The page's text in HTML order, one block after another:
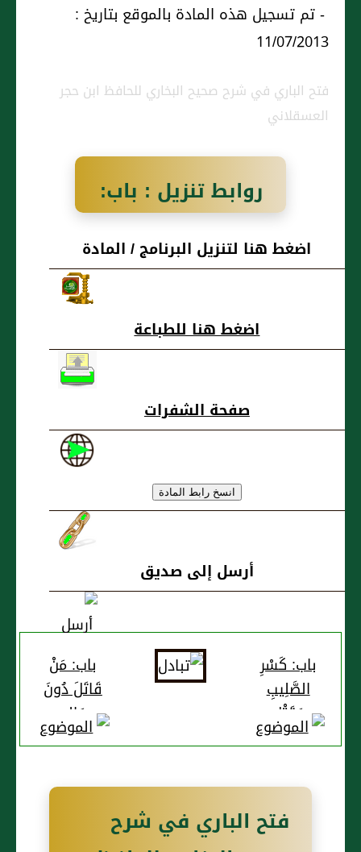
- تم تسجيل هذه المادة بالموقع بتاريخ :
11/07/2013
فتح الباري في شرح صحيح البخاري للحافظ ابن حجر
العسقلاني
روابط تنزيل : باب:
هَلْ تُكْسَرُ الدِّنَانُ
الَّتِي فِيهَا الْخَمْرُ
اضغط هنا لتنزيل البرنامج / المادة
اضغط هنا للطباعة
صفحة الشفرات
أرسل إلى صديق
باب: كَسْرِ
الصَّلِيبِ
وَقَتْلِ
الْخِنْزِيرِ
باب: مَنْ
قَاتَلَ دُونَ
مَالِهِ
فتح الباري في شرح